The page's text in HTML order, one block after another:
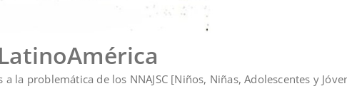
la problemática de los NNAJSC [Niños, Niñas, Adolescentes y